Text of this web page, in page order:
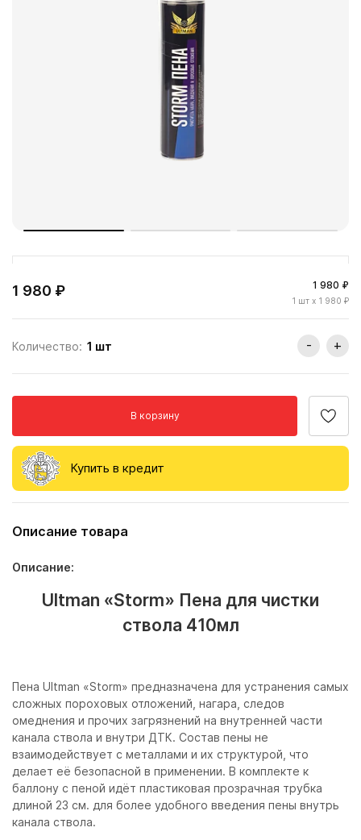
1 980 ₽ 1 980 ₽
1 шт x 1 980 ₽
Количество: 1 шт - +
В корзину
Купить в кредит
Описание товара
Описание:
Ultman «Storm» Пена для чистки
ствола 410мл
Пена Ultman «Storm» предназначена для устранения самых
сложных пороховых отложений, нагара, следов
омеднения и прочих загрязнений на внутренней части
канала ствола и внутри ДТК. Состав пены не
взаимодействует с металлами и их структурой, что
делает её безопасной в применении. В комплекте к
баллону с пеной идёт пластиковая прозрачная трубка
длиной 23 см. для более удобного введения пены внутрь
канала ствола.